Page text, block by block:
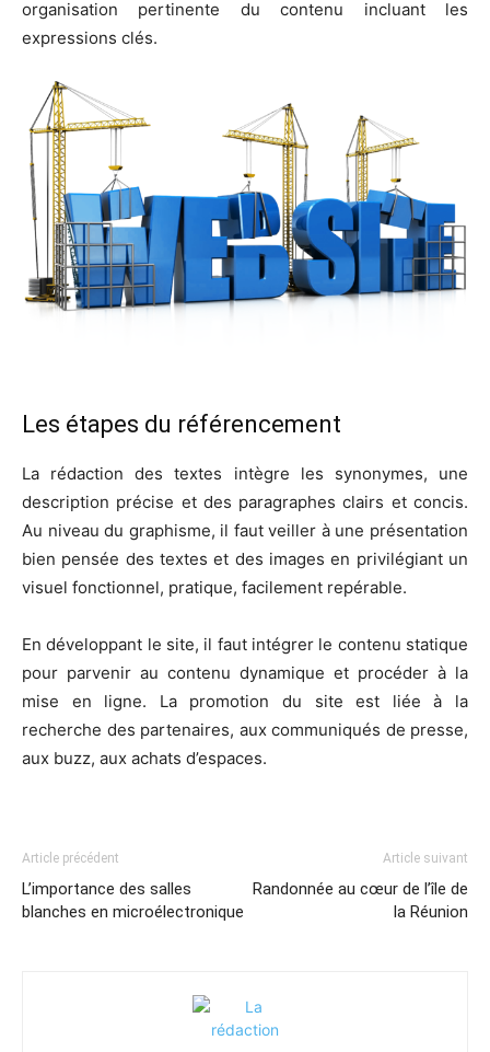
organisation pertinente du contenu incluant les
expressions clés.
Les étapes du référencement
La rédaction des textes intègre les synonymes, une
description précise et des paragraphes clairs et concis.
Au niveau du graphisme, il faut veiller à une présentation
bien pensée des textes et des images en privilégiant un
visuel fonctionnel, pratique, facilement repérable.
En développant le site, il faut intégrer le contenu statique
pour parvenir au contenu dynamique et procéder à la
mise en ligne. La promotion du site est liée à la
recherche des partenaires, aux communiqués de presse,
aux buzz, aux achats d’espaces.
Article précédent
L’importance des salles
blanches en microélectronique
Article suivant
Randonnée au cœur de l’île de
la Réunion